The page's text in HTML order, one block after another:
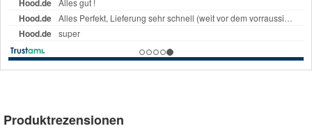
Produktrezensionen